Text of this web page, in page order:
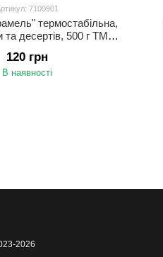
7100901
термостабільна,
та десертів, 500 г ТМ
120 грн
В наявності
2026